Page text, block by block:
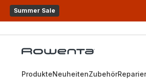
Summer Sale
Rowenta
ProdukteNeuheitenZubehör